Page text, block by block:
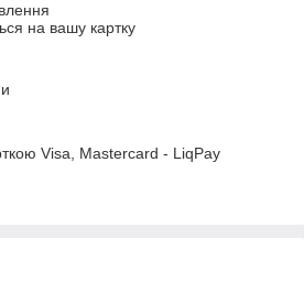
на вашу картку
Visa, Mastercard - LiqPay